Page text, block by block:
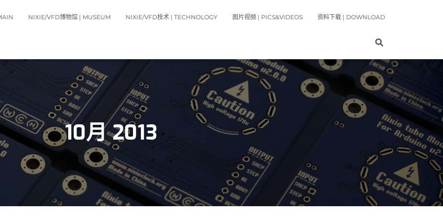
NIXIE/VFD博物馆 | MUSEUM NIXIE/VFD技术 | TECHNOLOGY 图片视频 | PICS&VIDEOS 资料下载 | DOWNLOAD
10月 2013